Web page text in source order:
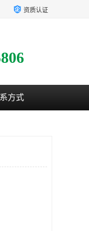
资质认证
方式